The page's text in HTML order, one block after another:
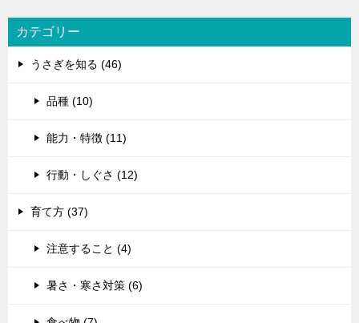
カテゴリー
うさぎを知る (46)
品種 (10)
能力・特徴 (11)
行動・しぐさ (12)
育て方 (37)
注意すること (4)
暑さ・寒さ対策 (6)